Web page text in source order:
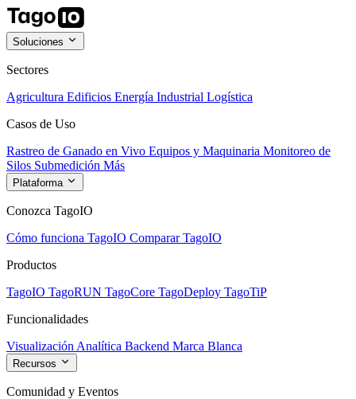
Soluciones
Sectores
Agricultura Edificios Energía Industrial Logística
Casos de Uso
Rastreo de Ganado en Vivo Equipos y Maquinaria Monitoreo de
Silos Submedición Más
Plataforma
Conozca TagoIO
Cómo funciona TagoIO Comparar TagoIO
Productos
TagoIO TagoRUN TagoCore TagoDeploy TagoTiP
Funcionalidades
Visualización Analítica Backend Marca Blanca
Recursos
Comunidad y Eventos